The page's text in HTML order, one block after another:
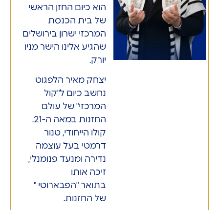
הוא כיום החזן הראשי
של בית הכנסת
המרכזי ישרון בירושלים
שהגיע אלינו הישר מניו
יורק.
יצחק מאיר הלפגוט
נחשב כיום ל"קול
המרכזי" של עולם
החזנות במאה ה-21.
קולו הייחודי, טנור
דרמטי בעל עוצמה
נדירה ומנעד פנומנלי,
זיכה אותו
בתואר "הפבארוטי "
של החזנות.